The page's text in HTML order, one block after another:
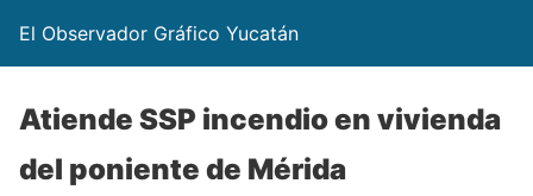
El Observador Gráfico Yucatán
Atiende SSP incendio en vivienda
del poniente de Mérida